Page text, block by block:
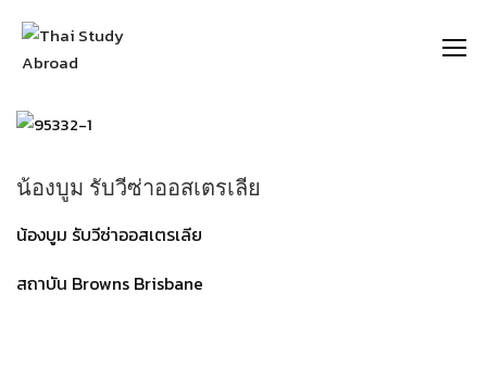
น้องบูม รับวีซ่าออสเตรเลีย
น้องบูม รับวีซ่าออสเตรเลีย
สถาบัน Browns Brisbane